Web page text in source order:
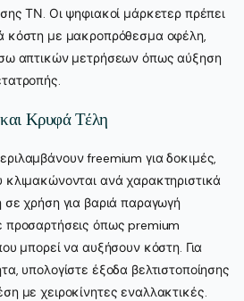
ΤΝ. Οι ψηφιακοί μάρκετερ πρέπει
κόστη με μακροπρόθεσμα οφέλη,
απτικών μετρήσεων όπως αύξηση
Κρυφά Τέλη
freemium για δοκιμές,
κλιμακώνονται ανά χαρακτηριστικά
σε χρήση για βαριά παραγωγή
προσαρτήσεις όπως premium
μπορεί να αυξήσουν κόστη. Για
υπολογίστε έξοδα βελτιστοποίησης
με χειροκίνητες εναλλακτικές.